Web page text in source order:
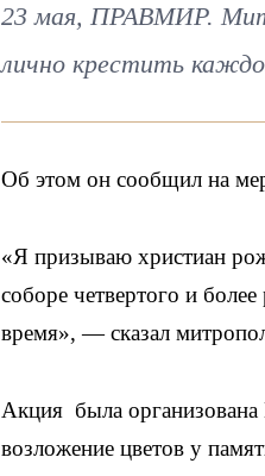
23 мая, ПРАВМИР.
лично крестить
Об этом он сообщил на
«Я призываю христиан
соборе четвертого и
время», — сказал
Акция была
возложение цветов у